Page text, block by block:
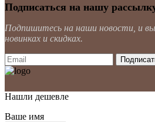
Подписаться на нашу
Подпишитесь на наши новости, и
новинках и скидках.
Нашли дешевле
Ваше имя